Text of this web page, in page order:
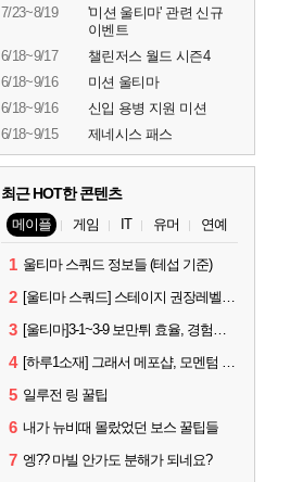
7/23~8/19
'미션 울티마' 관련 신규
이벤트
6/18~9/17
챌린저스 월드 시즌4
6/18~9/16
미션 울티마
6/18~9/16
신입 용병 지원 미션
6/18~9/15
제네시스 패스
최근 HOT한 콘텐츠
메이플 게임 IT 유머 연예
1 울티마 스쿼드 정보들 (테섭 기준)
2 [울티마 스쿼드] 스테이지 권장레벨, 잠재옵션표, 스킬퍼뎀, 장비 리스트 및 능력치 공유
3 [울티마]3-1~3-9 보만튀 효율, 경험치 공략 및 소소한 컨트롤 팁
4 [하루1소재] 그래서 메포샵, 모멘텀 효율 얼마나 좋음?
5 일루전 링 꿀팁
6 내가 뉴비때 몰랐었던 보스 꿀팁들
7 엥?? 마빌 안가도 분해가 되네요?